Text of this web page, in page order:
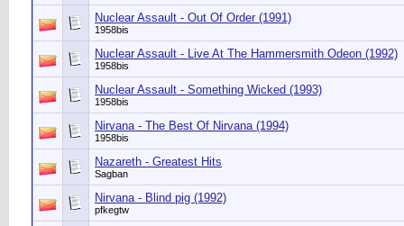
Nuclear Assault - Out Of Order (1991)
1958bis
Nuclear Assault - Live At The Hammersmith Odeon (1992)
1958bis
Nuclear Assault - Something Wicked (1993)
1958bis
Nirvana - The Best Of Nirvana (1994)
1958bis
Nazareth - Greatest Hits
Sagban
Nirvana - Blind pig (1992)
pfkegtw